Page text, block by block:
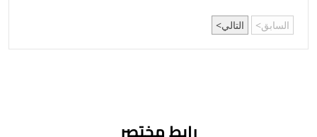
السابق التالي
رابط مختصر